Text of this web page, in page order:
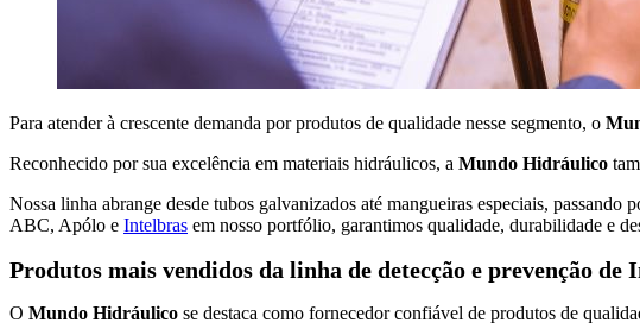
Para atender à crescente demanda por produtos de qualidade nesse segmento, o
Reconhecido por sua excelência em materiais hidráulicos, a Mundo Hidráulico
Nossa linha abrange desde tubos galvanizados até mangueiras especiais,
ABC, Apólo e Intelbras em nosso portfólio, garantimos qualidade, durabilidade e
Produtos mais vendidos da linha de detecção e prevenção de
O Mundo Hidráulico se destaca como fornecedor confiável de produtos de